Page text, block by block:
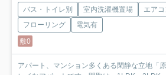
バス・トイレ別 室内洗濯機置場 エアコ
フローリング
電気有
敷0
アパート、マンション多くある閑静な立地「